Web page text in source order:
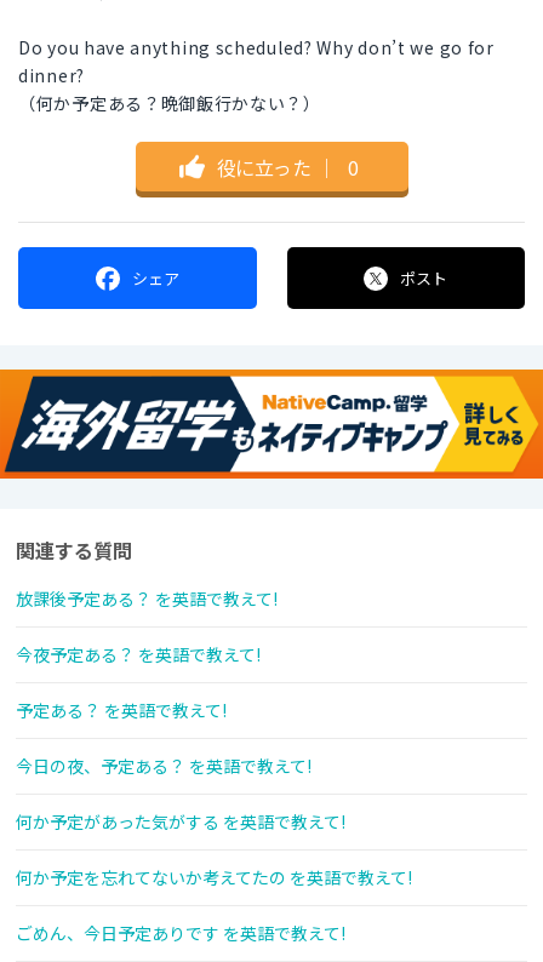
Do you have anything scheduled? Why don’t we go for
dinner?
（何か予定ある？晩御飯行かない？）
役に立った ｜ 0
シェア ポスト
関連する質問
放課後予定ある？ を英語で教えて!
今夜予定ある？ を英語で教えて!
予定ある？ を英語で教えて!
今日の夜、予定ある？ を英語で教えて!
何か予定があった気がする を英語で教えて!
何か予定を忘れてないか考えてたの を英語で教えて!
ごめん、今日予定ありです を英語で教えて!